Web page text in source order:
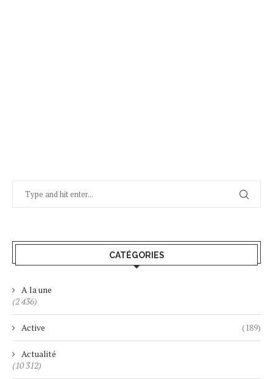
CATÉGORIES
A la une
(2 436)
Active (189)
Actualité
(10 312)